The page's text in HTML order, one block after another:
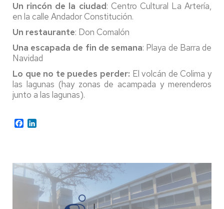
Un rincón de la ciudad: Centro Cultural La Artería,
en la calle Andador Constitución.
Un restaurante: Don Comalón
Una escapada de fin de semana: Playa de Barra de
Navidad
Lo que no te puedes perder: El volcán de Colima y
las lagunas (hay zonas de acampada y merenderos
junto a las lagunas).
Facebook